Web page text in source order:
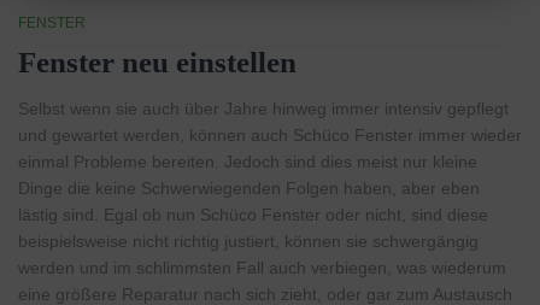
FENSTER
Fenster neu einstellen
Selbst wenn sie auch über Jahre hinweg immer intensiv gepflegt
und gewartet werden, können auch Schüco Fenster immer wieder
einmal Probleme bereiten. Jedoch sind dies meist nur kleine
Dinge die keine Schwerwiegenden Folgen haben, aber eben
lästig sind. Egal ob nun Schüco Fenster oder nicht, sind diese
beispielsweise nicht richtig justiert, können sie schwergängig
werden und im schlimmsten Fall auch verbiegen, was wiederum
eine größere Reparatur nach sich zieht, oder gar zum Austausch